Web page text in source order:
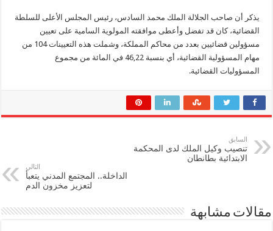
يذكر أن صاحب الجلالة الملك محمد السادس، رئيس المجلس الأعلى للسلطة
القضائية، كان قد تفضل وأعطى موافقته المولوية السامية على تعيين
مسؤولين قضائيين بعدد من محاكم المملكة، وشملت هذه التعيينات 104 من
مهام المسؤولية القضائية، أي بنسبة 46,22 في المائة من مجموع
المسؤوليات القضائية.
السابق
تنصيب وكيل الملك لدى المحكمة
الابتدائية بطانطان
التالي
الداخلة.. المجتمع المدني يتعبأ
لتعزيز مخزون الدم
مقالات مشابهة